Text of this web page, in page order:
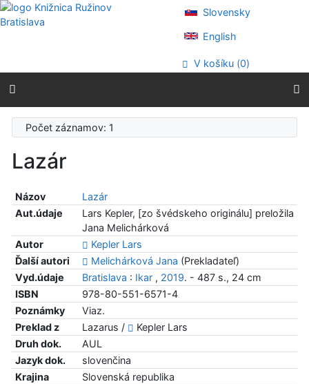
Prejsť na obsah
Prejsť na menu
Prehlásenie o webovej prístupnosti
Slovensky
English
V košíku (0)
Počet záznamov: 1
Lazár
Názov
Lazár
Aut.údaje
Lars Kepler, [zo švédskeho originálu] preložila
Jana Melichárková
Autor
Kepler Lars
Ďalší autori
Melichárková Jana (Prekladateľ)
Vyd.údaje
Bratislava : Ikar, 2019. - 487 s., 24 cm
ISBN
978-80-551-6571-4
Poznámky
Viaz.
Preklad z
Lazarus /
Kepler Lars
Druh dok.
AUL
Jazyk dok.
slovenčina
Krajina
Slovenská republika